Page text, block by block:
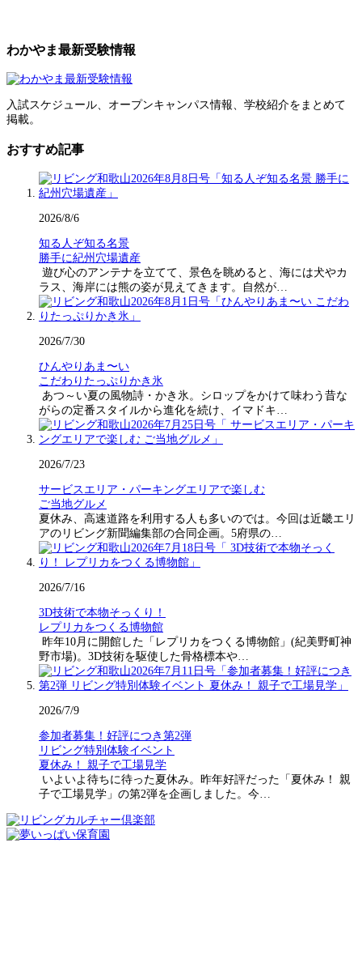
わかやま最新受験情報
入試スケジュール、オープンキャンパス情報、学校紹介をまとめて
掲載。
おすすめ記事
2026/8/6
知る人ぞ知る名景
勝手に紀州穴場遺産
遊び心のアンテナを立てて、景色を眺めると、海には犬やカ
ラス、海岸には熊の姿が見えてきます。自然が…
2026/7/30
ひんやりあま〜い
こだわりたっぷりかき氷
あつ～い夏の風物詩・かき氷。シロップをかけて味わう昔な
がらの定番スタイルから進化を続け、イマドキ…
2026/7/23
サービスエリア・パーキングエリアで楽しむ
ご当地グルメ
夏休み、高速道路を利用する人も多いのでは。今回は近畿エリ
アのリビング新聞編集部の合同企画。5府県の…
2026/7/16
3D技術で本物そっくり！
レプリカをつくる博物館
昨年10月に開館した「レプリカをつくる博物館」(紀美野町神
野市場)。3D技術を駆使した骨格標本や…
2026/7/9
参加者募集！好評につき第2弾
リビング特別体験イベント
夏休み！ 親子で工場見学
いよいよ待ちに待った夏休み。昨年好評だった「夏休み！ 親
子で工場見学」の第2弾を企画しました。今…